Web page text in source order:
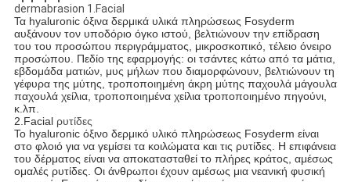
dermabrasion 1.Facial
Τα hyaluronic όξινα δερμικά υλικά πληρώσεως Fosyderm
αυξάνουν τον υποδόριο όγκο ιστού, βελτιώνουν την επίδραση
του του προσώπου περιγράμματος, μικροσκοπικό, τέλειο όνειρο
προσώπου. Πεδίο της εφαρμογής: οι τσάντες κάτω από τα μάτια,
εβδομάδα ματιών, μυς μήλων που διαμορφώνουν, βελτιώνουν τη
γέφυρα της μύτης, τροποποιημένη άκρη μύτης παχουλά μάγουλα
παχουλά χείλια, τροποποιημένα χείλια τροποποιημένο πηγούνι,
κ.λπ.
2.Facialρυτίδες
Το hyaluronic όξινο δερμικό υλικό πληρώσεως Fosyderm είναι
στο φλοιό για να γεμίσει τα κοιλώματα και τις ρυτίδες. Η επιφάνεια
του δέρματος είναι να αποκατασταθεί το πλήρες κράτος, αμέσως
ομαλές ρυτίδες. Οι άνθρωποι έχουν αμέσως μια νεανική φυσική